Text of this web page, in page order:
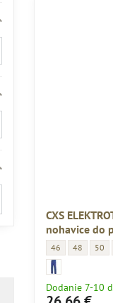
CXS
nohavice do
CXS
46 CXS
48 CXS
50
CXS
CXS
Dodanie 7-10